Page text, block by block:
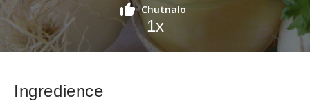
Chutnalo
1x
Ingredience